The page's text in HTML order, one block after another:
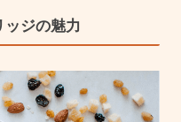
ッジの魅力